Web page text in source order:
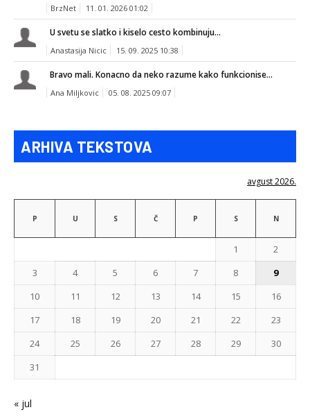
BrzNet 11. 01. 2026 01:02
U svetu se slatko i kiselo cesto kombinuju...
Anastasija Nicic 15. 09. 2025 10:38
Bravo mali. Konacno da neko razume kako funkcionise...
Ana Miljkovic 05. 08. 2025 09:07
ARHIVA TEKSTOVA
avgust 2026.
P U S Č P S N
1
2
3
4 5 6 7 8
9
10
11 12 13 14 15
16
17
18 19 20 21 22
23
24
25 26 27 28 29
30
31
« jul